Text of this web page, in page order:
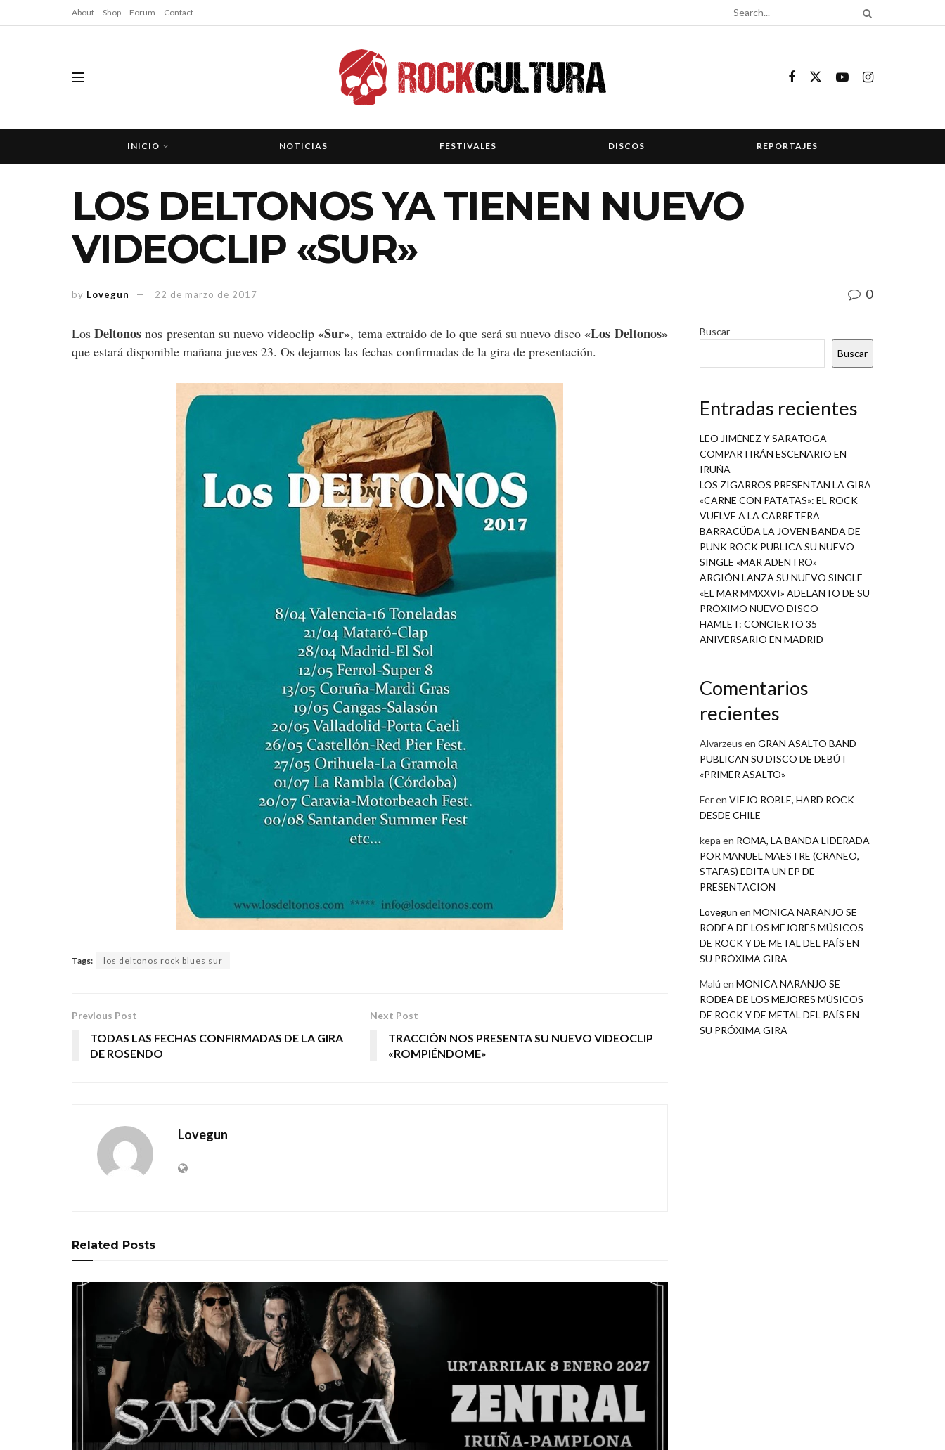
About Shop Forum Contact
INICIO NOTICIAS FESTIVALES DISCOS REPORTAJES
LOS DELTONOS YA TIENEN NUEVO
VIDEOCLIP «SUR»
by Lovegun 22 de marzo de 2017 0
LosDeltonos nos presentan su nuevo videoclip«Sur», tema extraido de lo que será su nuevo disco«Los Deltonos»
que estará disponible mañana jueves 23. Os dejamos las fechas confirmadas de la gira de presentación.
Tags: los deltonos rock blues sur
Previous Post
TODAS LAS FECHAS CONFIRMADAS DE LA GIRA
DE ROSENDO
Next Post
TRACCIÓN NOS PRESENTA SU NUEVO VIDEOCLIP
«ROMPIÉNDOME»
Lovegun
Related Posts
Buscar
Buscar
Entradas recientes
LEO JIMÉNEZ Y SARATOGA
COMPARTIRÁN ESCENARIO EN
IRUÑA
LOS ZIGARROS PRESENTAN LA GIRA
«CARNE CON PATATAS»: EL ROCK
VUELVE A LA CARRETERA
BARRACÜDA LA JOVEN BANDA DE
PUNK ROCK PUBLICA SU NUEVO
SINGLE «MAR ADENTRO»
ARGIÓN LANZA SU NUEVO SINGLE
«EL MAR MMXXVI» ADELANTO DE SU
PRÓXIMO NUEVO DISCO
HAMLET: CONCIERTO 35
ANIVERSARIO EN MADRID
Comentarios
recientes
Alvarzeus en GRAN ASALTO BAND
PUBLICAN SU DISCO DE DEBÚT
«PRIMER ASALTO»
Feren VIEJO ROBLE, HARD ROCK
DESDE CHILE
kepa en ROMA, LA BANDA LIDERADA
POR MANUEL MAESTRE (CRANEO,
STAFAS) EDITA UN EP DE
PRESENTACION
Lovegun en MONICA NARANJO SE
RODEA DE LOS MEJORES MÚSICOS
DE ROCK Y DE METAL DEL PAÍS EN
SU PRÓXIMA GIRA
Malú en MONICA NARANJO SE
RODEA DE LOS MEJORES MÚSICOS
DE ROCK Y DE METAL DEL PAÍS EN
SU PRÓXIMA GIRA